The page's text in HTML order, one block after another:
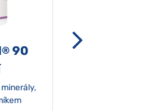
®90